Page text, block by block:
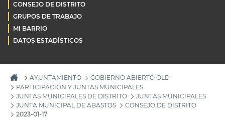
CONSEJO DE DISTRITO
GRUPOS DE TRABAJO
MI BARRIO
DATOS ESTADÍSTICOS
AYUNTAMIENTO
GOBIERNO ABIERTO OLD
PARTICIPACIÓN Y JUNTAS MUNICIPALES
JUNTAS MUNICIPALES DE DISTRITO
JUNTAS MUNICIPALES
JUNTA MUNICIPAL DE ABASTOS
CONSEJO DE DISTRITO
2023-01-17